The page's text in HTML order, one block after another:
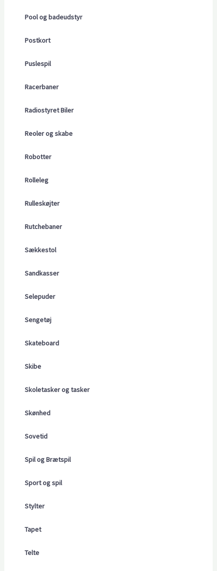
Pool og badeudstyr
Postkort
Puslespil
Racerbaner
Radiostyret Biler
Reoler og skabe
Robotter
Rolleleg
Rulleskøjter
Rutchebaner
Sækkestol
Sandkasser
Selepuder
Sengetøj
Skateboard
Skibe
Skoletasker og tasker
Skønhed
Sovetid
Spil og Brætspil
Sport og spil
Stylter
Tapet
Telte